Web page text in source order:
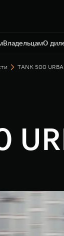
ВладельцамО
TANK 500